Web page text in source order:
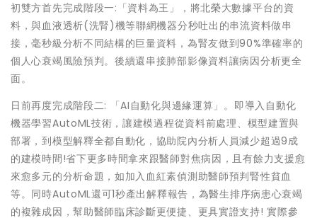
初雙方首先完成階段一:「資料為王」，將北榮大數據平台的資
料，與血液透析(洗腎)機等聯網機器分秒吐出的串流資料做串
接，毫秒級分析不同結構的巨量資料，為腎友做到90%準確率的
個人心衰竭風險預判。後續還串接肺部影像資料讓病因分析更全
面。
日前再度完成階段二: 「AI自動化與邊緣運算」。即導入自動化
機器學習AutoML技術，讓建模過程從資料前處理、模型建置與
部署，到模型解釋全都自動化，協助院內分析人員減少超過9成
的建模時間!省下更多時間拿來跟醫師對焦病因，且有餘力支援愈
來愈多元的分析命題，如加入血紅素偵測助醫師預判腎性貧血
等。同時AutoML還可1秒產出解釋報告，為醫生排序病患心衰竭
的複雜成因，幫助醫師臨床診斷更便捷、更具實證支持! 實際參